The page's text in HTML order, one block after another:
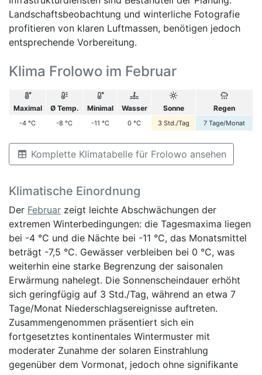
Landschaftsbeobachtung und winterliche Fotografie
profitieren von klaren Luftmassen, benötigen jedoch
entsprechende Vorbereitung.
Klima Frolowo im Februar
Maximal Ø Temp. Minimal Wasser Sonne Regen
-4 °C -8 °C -11 °C 0 °C 3 Std./Tag 7 Tage/Monat
Komplette Klimatabelle für Frolowo ansehen
Klimatische Einordnung
Der Februar zeigt leichte Abschwächungen der
extremen Winterbedingungen: die Tagesmaxima liegen
bei -4 °C und die Nächte bei -11 °C, das Monatsmittel
beträgt -7,5 °C. Gewässer verbleiben bei 0 °C, was
weiterhin eine starke Begrenzung der saisonalen
Erwärmung nahelegt. Die Sonnenscheindauer erhöht
sich geringfügig auf 3 Std./Tag, während an etwa 7
Tage/Monat Niederschlagsereignisse auftreten.
Zusammengenommen präsentiert sich ein
fortgesetztes kontinentales Wintermuster mit
moderater Zunahme der solaren Einstrahlung
gegenüber dem Vormonat, jedoch ohne signifikante